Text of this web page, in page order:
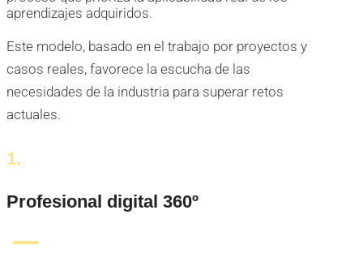
aprendizajes adquiridos.
Este modelo, basado en el trabajo por proyectos y
casos reales, favorece la escucha de las
necesidades de la industria para superar retos
actuales.
1.
Profesional digital 360º